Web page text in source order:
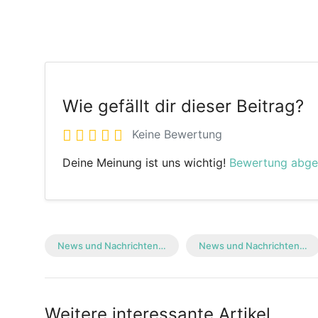
Wie gefällt dir dieser Beitrag?
Keine Bewertung
Deine Meinung ist uns wichtig! Bewertung
News und Nachrichten… News und Nachrichten…